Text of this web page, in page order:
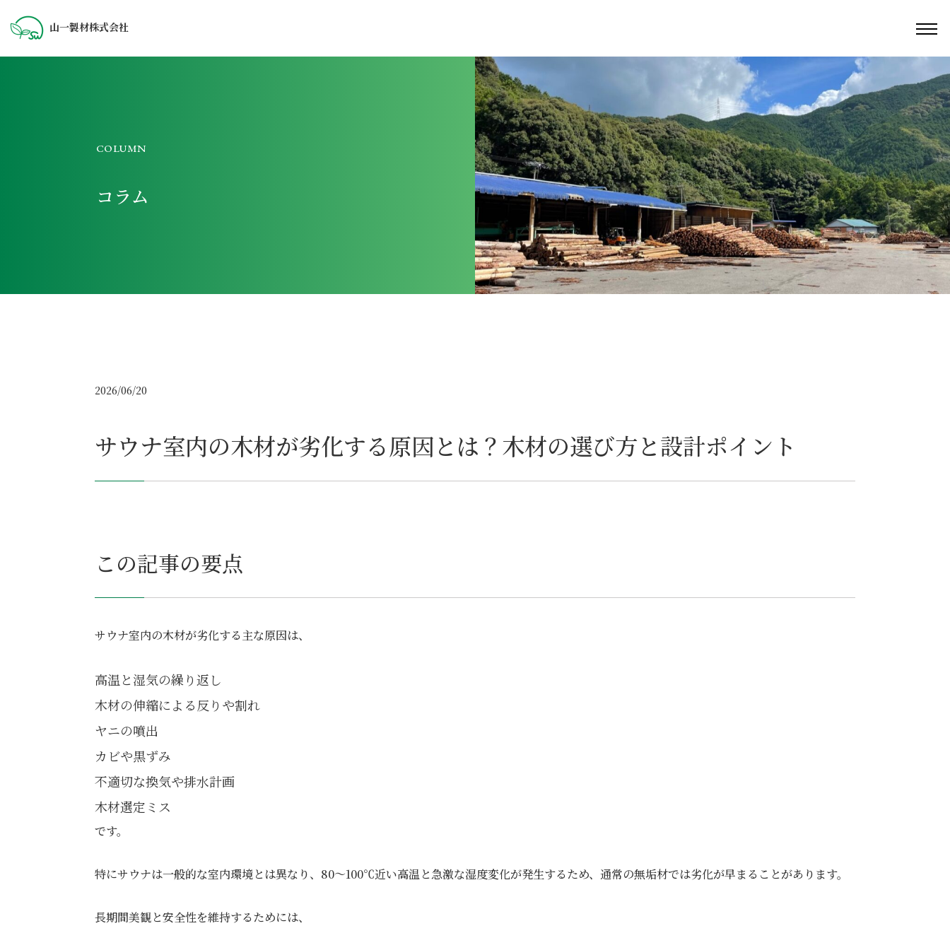
山一製材株式会社
COLUMN
コラム
2026/06/20
サウナ室内の木材が劣化する原因とは？木材の選び方と設計ポイント
この記事の要点
サウナ室内の木材が劣化する主な原因は、
高温と湿気の繰り返し
木材の伸縮による反りや割れ
ヤニの噴出
カビや黒ずみ
不適切な換気や排水計画
木材選定ミス
です。
特にサウナは一般的な室内環境とは異なり、80〜100℃近い高温と急激な湿度変化が発生するため、通常の無垢材では劣化が早まることがあります。
長期間美観と安全性を維持するためには、